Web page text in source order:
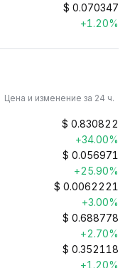
$ 0.070347
+1.20%
Цена и изменение за 24 ч.
$ 0.830822
+34.00%
$ 0.056971
+25.90%
$ 0.0062221
+3.00%
$ 0.688778
+2.70%
$ 0.352118
+1.20%